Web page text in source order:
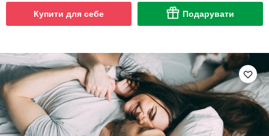
Купити для себе Подарувати